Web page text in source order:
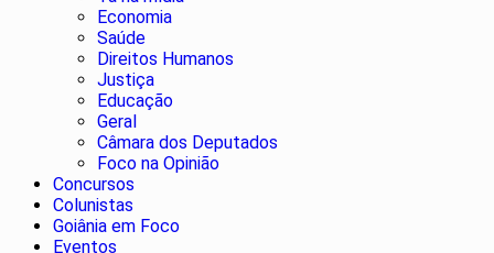
Economia
Saúde
Direitos Humanos
Justiça
Educação
Geral
Câmara dos Deputados
Foco na Opinião
Concursos
Colunistas
Goiânia em Foco
Eventos